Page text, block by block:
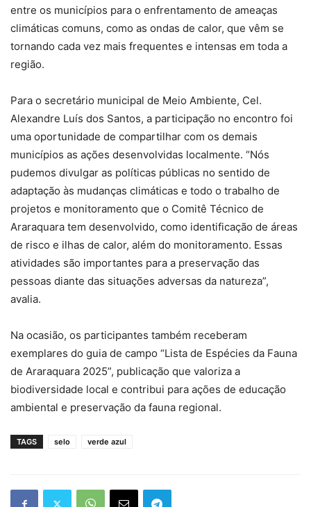
entre os municípios para o enfrentamento de ameaças
climáticas comuns, como as ondas de calor, que vêm se
tornando cada vez mais frequentes e intensas em toda a
região.
Para o secretário municipal de Meio Ambiente, Cel.
Alexandre Luís dos Santos, a participação no encontro foi
uma oportunidade de compartilhar com os demais
municípios as ações desenvolvidas localmente. “Nós
pudemos divulgar as políticas públicas no sentido de
adaptação às mudanças climáticas e todo o trabalho de
projetos e monitoramento que o Comitê Técnico de
Araraquara tem desenvolvido, como identificação de áreas
de risco e ilhas de calor, além do monitoramento. Essas
atividades são importantes para a preservação das
pessoas diante das situações adversas da natureza”,
avalia.
Na ocasião, os participantes também receberam
exemplares do guia de campo “Lista de Espécies da Fauna
de Araraquara 2025”, publicação que valoriza a
biodiversidade local e contribui para ações de educação
ambiental e preservação da fauna regional.
TAGS selo verde azul